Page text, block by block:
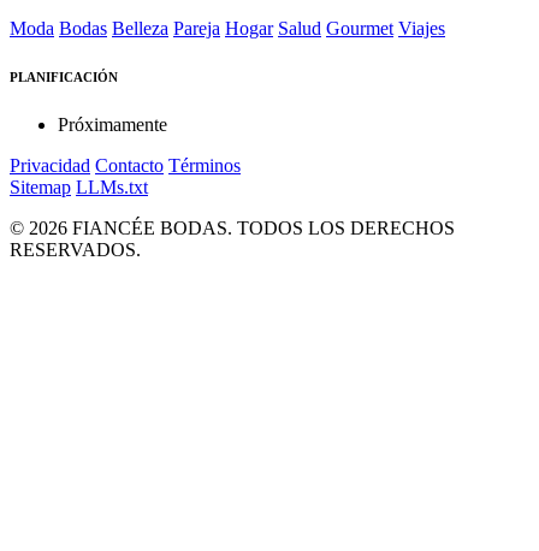
Moda Bodas Belleza Pareja Hogar Salud Gourmet Viajes
PLANIFICACIÓN
Próximamente
Privacidad Contacto Términos
Sitemap LLMs.txt
© 2026 FIANCÉE BODAS. TODOS LOS DERECHOS
RESERVADOS.